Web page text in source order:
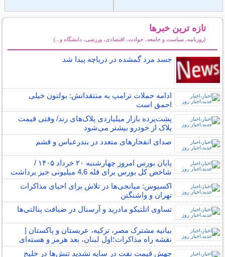
تازه ترین خبرها
(روزنامه، سیاست و جامعه، حوادث، اقتصادی، ورزشی، دانشگاه و...)
جسد مرد گمشده در دریاچه پیدا شد
ادامه حملات ترامپ به منتقدانش: بولتون خیلی
احمق است
پشت‌پرده بازار میلیاردی پلاک‌های رند/ وقتی قیمت
پلاک از خودرو بیشتر می‌شود
صدای انفجارهای متعدد در بندرعباس و قشم
پایان بورس امروز چهارشنبه ۲۰ خرداد ۱۴۰۵ /
شاخص کل بورس برای قله 4.6 میلیونی خیز برداشت
اکسیوس: میانجی‌ها در تلاش برای احیای مذاکرات
تهران و واشنگتن
تساوی اتلتیکو مادرید و آرسنال در ضیافت پنالتی‌ها
بیانیه مشترک مصر، ترکیه، عربستان و پاکستان |
نقشه راه مذاکرات؛اول لبنان، بعد هرمز و هسته‌ای
جهش قیمت نفت در سایه تشدید تنش‌ها در خلیج